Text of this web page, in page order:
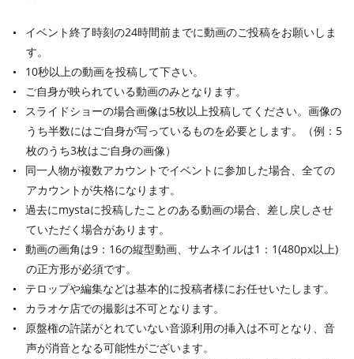
イベント終了時刻の24時間前までに動画のご投稿をお願いしま
す。
10秒以上の動画を投稿して下さい。
ご自身が映られている動画のみとなります。
スライドショーの場合画像は5枚以上投稿してください。画像の
うち半数にはご自身が写っているものを必要とします。（例：5
枚のうち3枚はご自身の画像）
同一人物が複数アカウントでイベントに参加した場合、全ての
アカウントが失格になります。
過去にmystaに投稿したことのある動画の場合、差し戻しさせ
ていただく場合があります。
動画の画角は9：16の縦型動画、サムネイルは1：1(480px以上)
の正方形が必須です。
テロップや編集などは基本的に投稿者様にお任せいたします。
カラオケ店での撮影は不可となります。
原盤権の許諾がとれていない音源利用の挿入は不可となり、音
声が消音となる可能性がございます。